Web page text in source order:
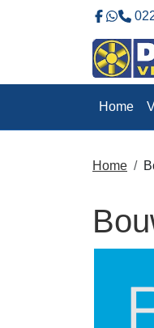
Naar
Stuur
Home
Home